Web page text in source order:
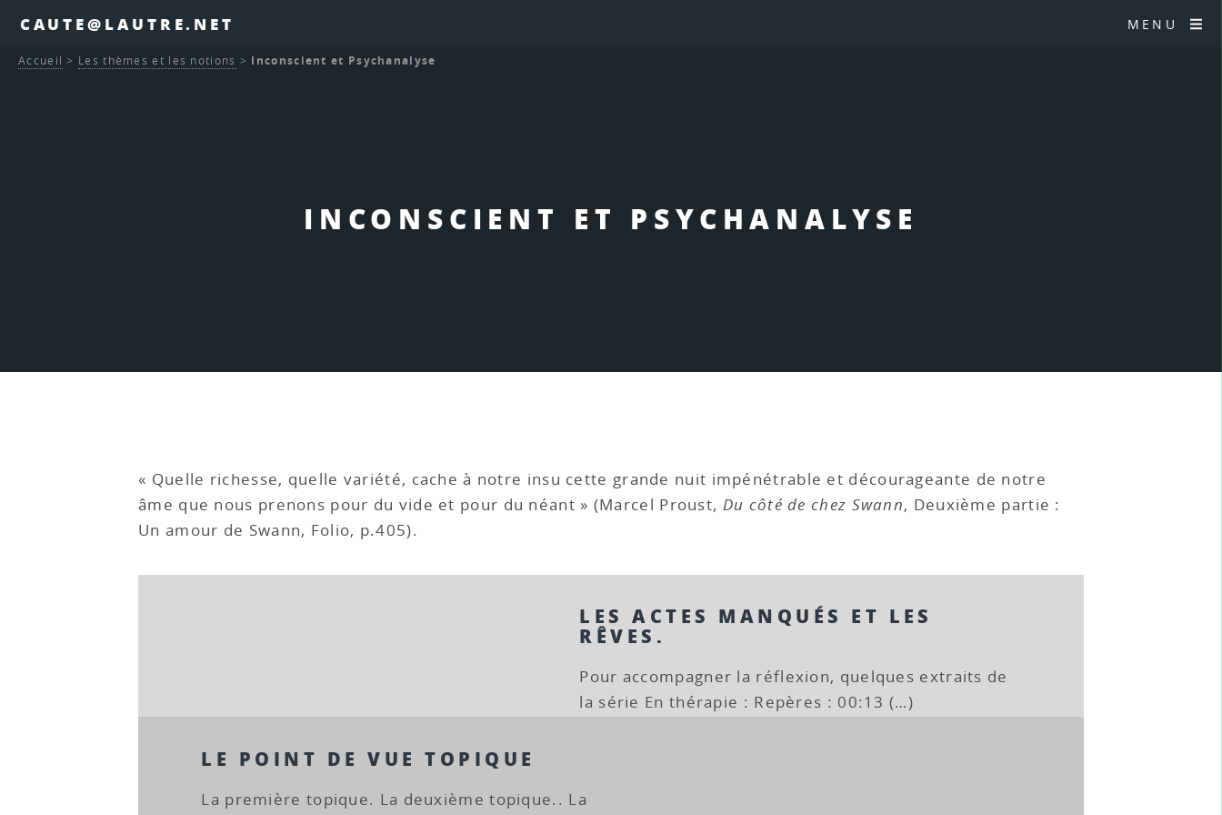
CAUTE@LAUTRE.NET MENU
INCONSCIENT ET PSYCHANALYSE
Accueil > Les thèmes et les notions > Inconscient et Psychanalyse
« Quelle richesse, quelle variété, cache à notre insu cette grande nuit impénétrable et décourageante de notre
âme que nous prenons pour du vide et pour du néant » (Marcel Proust, Du côté de chez Swann, Deuxième partie :
Un amour de Swann, Folio, p.405).
LES ACTES MANQUÉS ET LES
RÊVES.
Pour accompagner la réflexion, quelques extraits de
la série En thérapie : Repères : 00:13 (…)
LE POINT DE VUE TOPIQUE
La première topique. La deuxième topique.. La